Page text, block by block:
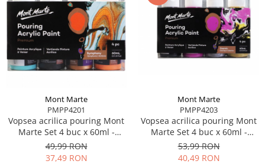
Mont Marte
PMPP4201
Vopsea acrilica pouring Mont
Marte Set 4 buc x 60ml -
Symphony
49,99 RON
37,49 RON
Mont Marte
PMPP4203
Vopsea acrilica pouring Mont
Marte Set 4 buc x 60ml -
Cosmic
53,99 RON
40,49 RON